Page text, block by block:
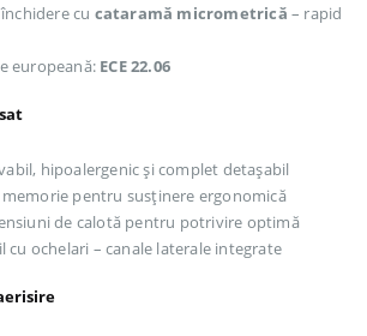
cu cataramă micrometrică – rapid
europeană: ECE 22.06
hipoalergenic și complet detașabil
memorie pentru susținere ergonomică
de calotă pentru potrivire optimă
cu ochelari – canale laterale integrate